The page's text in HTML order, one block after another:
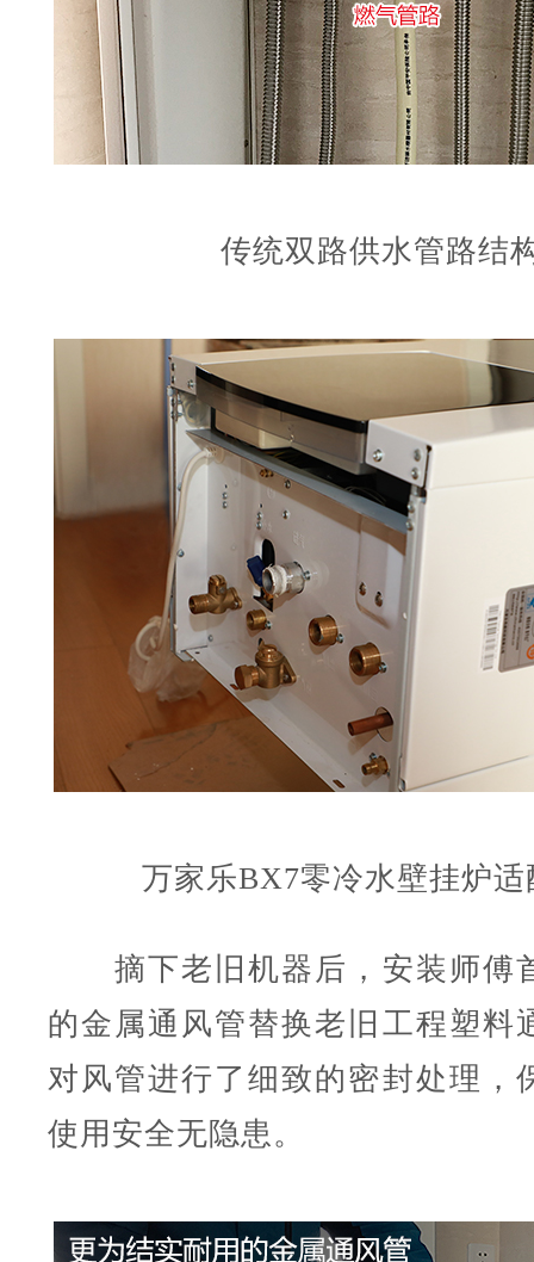
传统双路供水管路结
万家乐BX7零冷水壁挂炉适
摘下老旧机器后，安装师傅
的金属通风管替换老旧工程塑料
对风管进行了细致的密封处理，
使用安全无隐患。